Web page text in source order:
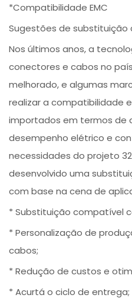
*Compatibilidade EMC
Sugestões de substituição
Nos últimos anos, a
conectores e cabos no
melhorado, e algumas
realizar a compatibilidade
importados em termos de
desempenho elétrico e
necessidades do projeto
desenvolvido uma
com base na cena de
* Substituição compatível
* Personalização de
cabos;
* Redução de custos e
* Acurtá o ciclo de entrega;